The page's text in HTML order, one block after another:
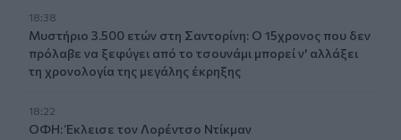
18:38
Μυστήριο 3.500 ετών στη Σαντορίνη: Ο 15χρονος που δεν
πρόλαβε να ξεφύγει από το τσουνάμι μπορεί ν' αλλάξει
τη χρονολογία της μεγάλης έκρηξης
18:22
ΟΦΗ: Έκλεισε τον Λορέντσο Ντίκμαν